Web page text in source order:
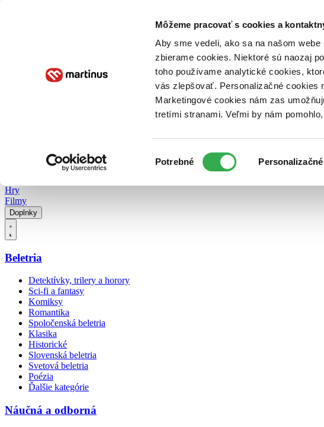
Môžeme pracovať s cookies a
Aby sme vedeli, ako sa na našom
zbierame cookies. Niektoré sú naozaj
toho používame analytické cookies,
vás zlepšovať. Personalizačné cookies
Marketingové cookies nám zas
tretími stranami. Veľmi by nám
súhlasu
Potrebné Personalizačné
Poukážky Kontakt
Hry
Filmy
Doplnky
Beletria
Detektívky, trilery a horory
Sci-fi a fantasy
Komiksy
Romantika
Spoločenská beletria
Klasika
Historické
Slovenská beletria
Svetová beletria
Poézia
Ďalšie kategórie
Náučná a odborná